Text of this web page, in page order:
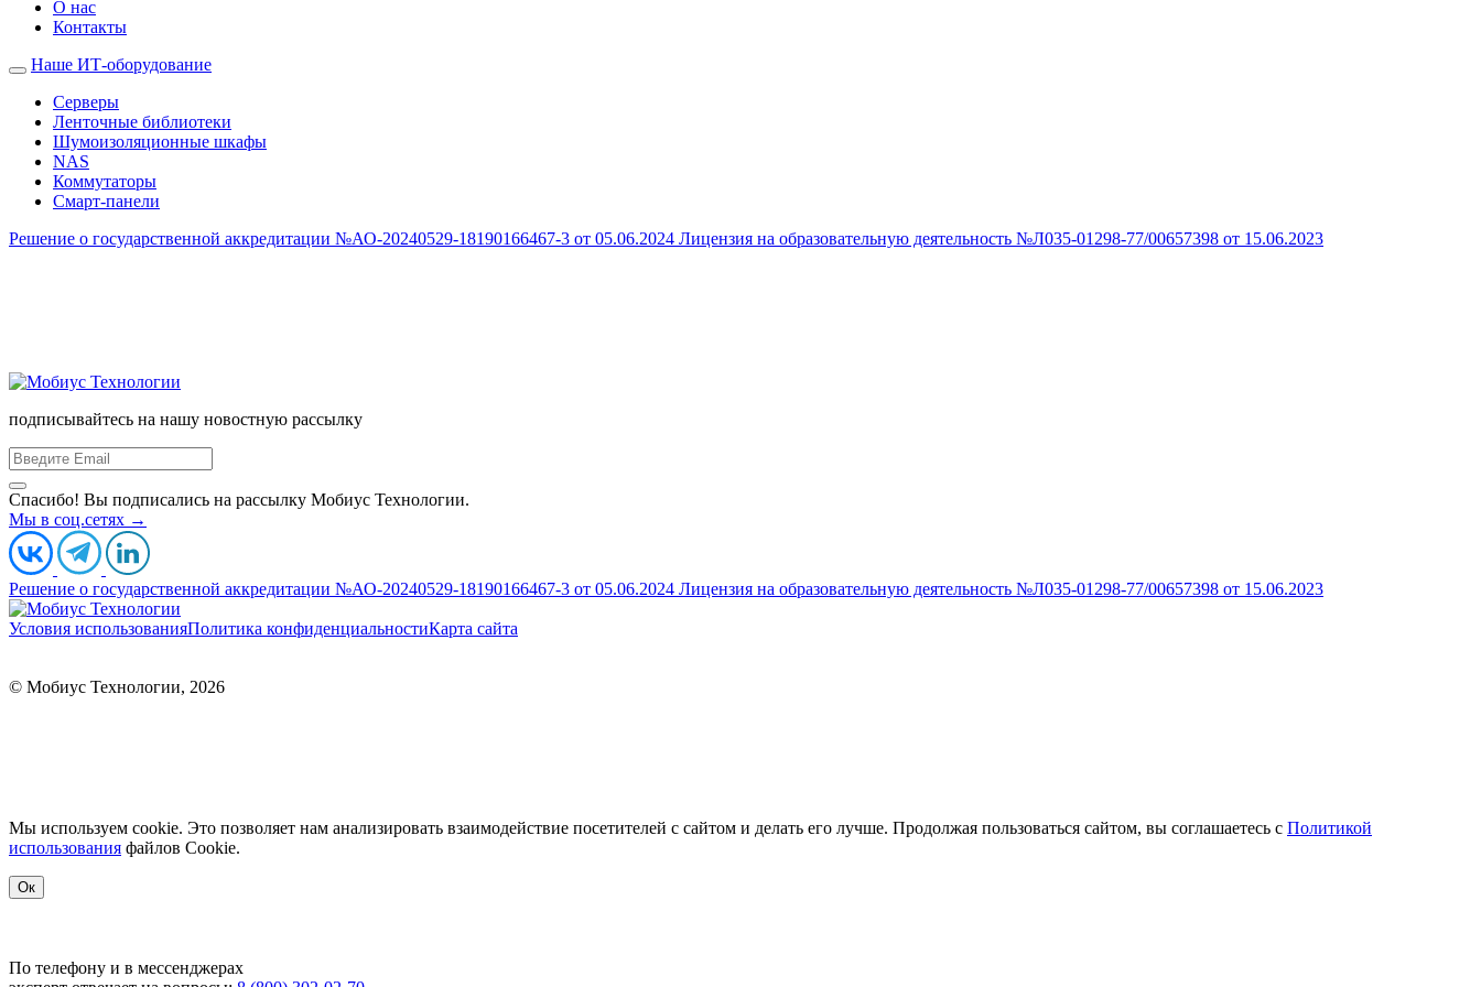
О нас
Контакты
Наше ИТ-оборудование
Серверы
Ленточные библиотеки
Шумоизоляционные шкафы
NAS
Коммутаторы
Смарт-панели
Решение о государственной аккредитации №АО-20240529-18190166467-3 от 05.06.2024 Лицензия на образовательную деятельность №Л035-01298-77/00657398 от 15.06.2023
подписывайтесь на нашу новостную рассылку
Спасибо! Вы подписались на рассылку Мобиус Технологии.
Мы в соц.сетях →
Решение о государственной аккредитации №АО-20240529-18190166467-3 от 05.06.2024 Лицензия на образовательную деятельность №Л035-01298-77/00657398 от 15.06.2023
Условия использованияПолитика конфиденциальностиКарта сайта
© Мобиус Технологии, 2026
Мы используем cookie. Это позволяет нам анализировать взаимодействие посетителей с сайтом и делать его лучше. Продолжая пользоваться сайтом, вы соглашаетесь с Политикой
использования файлов Сookie.
Ок
По телефону и в мессенджерах